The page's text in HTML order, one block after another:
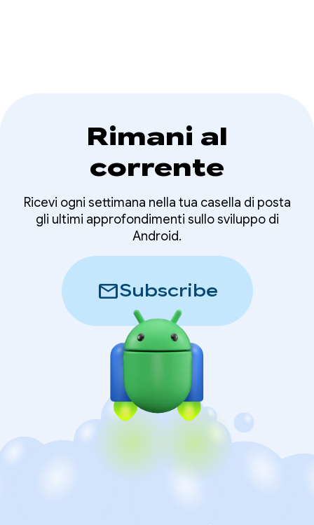
Rimani al
corrente
Ricevi ogni settimana nella tua casella di posta
gli ultimi approfondimenti sullo sviluppo di
Android.
mailSubscribe